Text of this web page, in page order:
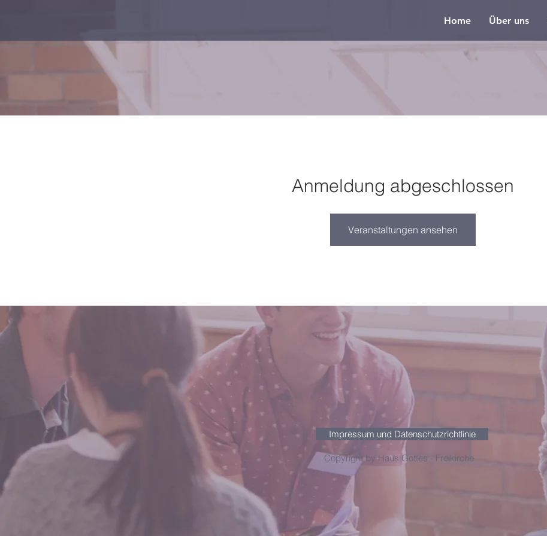
Home Über uns
Anmeldung abgeschlossen
Veranstaltungen ansehen
Impressum und Datenschutzrichtlinie
Copyright by Haus Gottes - Freikirche